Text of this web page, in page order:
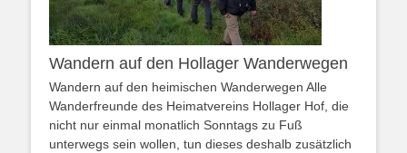
Wandern auf den Hollager Wanderwegen
Wandern auf den heimischen Wanderwegen Alle
Wanderfreunde des Heimatvereins Hollager Hof, die
nicht nur einmal monatlich Sonntags zu Fuß
unterwegs sein wollen, tun dieses deshalb zusätzlich